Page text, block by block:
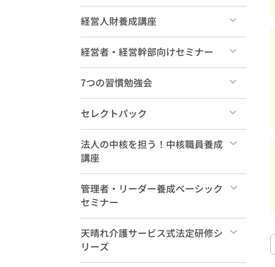
すべて
ライブラリーの使い方（有料会員向
け）
ショート動画（1分～10分）
毎月のセミナー・ダイジェスト
天晴れ介護サービスを知るセミナー
10選！
社内大学カリキュラム案
経営人財養成講座
すべて
経営者・経営幹部向けセミナー
すべて
7つの習慣勉強会
すべて
セレクトパック
すべて
法人の中核を担う！中核職員養成
講座
すべて
本講座
事前学習動画（必須）
管理者・リーダー養成ベーシック
セミナー
すべて
管理職養成ベーシック 年間受講
天晴れ介護サービス式法定研修シ
リーズ